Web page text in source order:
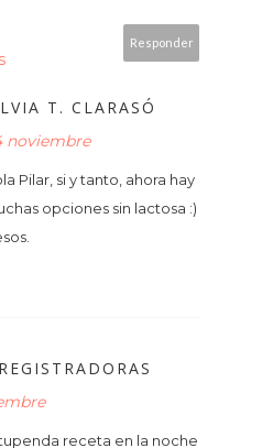
Responder
T. CLARASÓ
noviembre
Pilar, si y tanto, ahora hay
opciones sin lactosa :)
receta en la noche